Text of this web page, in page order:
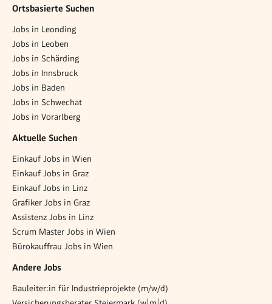
Ortsbasierte Suchen
Jobs in Leonding
Jobs in Leoben
Jobs in Schärding
Jobs in Innsbruck
Jobs in Baden
Jobs in Schwechat
Jobs in Vorarlberg
Aktuelle Suchen
Einkauf Jobs in Wien
Einkauf Jobs in Graz
Einkauf Jobs in Linz
Grafiker Jobs in Graz
Assistenz Jobs in Linz
Scrum Master Jobs in Wien
Bürokauffrau Jobs in Wien
Andere Jobs
Bauleiter:in für Industrieprojekte (m/w/d)